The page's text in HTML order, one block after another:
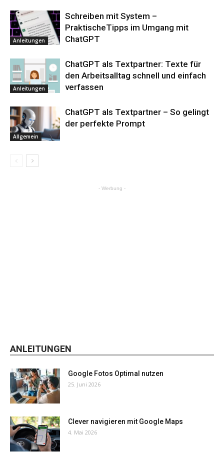
Anleitungen
Schreiben mit System –
PraktischeTipps im Umgang mit
ChatGPT
Anleitungen
ChatGPT als Textpartner: Texte für
den Arbeitsalltag schnell und einfach
verfassen
Allgemein
ChatGPT als Textpartner – So gelingt
der perfekte Prompt
- Werbung -
ANLEITUNGEN
Google Fotos Optimal nutzen
25. Juni 2026
Clever navigieren mit Google Maps
4. Mai 2026